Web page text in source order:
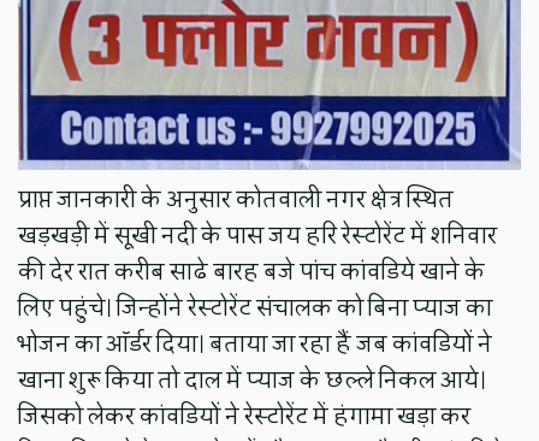
प्राप्त जानकारी के अनुसार कोतवाली नगर क्षेत्र स्थित
खड़खड़ी में सूखी नदी के पास जय हरि रेस्टोरेंट में शनिवार
की देर रात करीब साढे बारह बजे पांच कांवडिये खाने के
लिए पहुंचे। जिन्होंने रेस्टोरेंट संचालक को बिना प्याज का
भोजन का ऑर्डर दिया। बताया जा रहा हैं जब कांवडियों ने
खाना शुरू किया तो दाल में प्याज के छल्ले निकल आये।
जिसको लेकर कांवडियों ने रेस्टोरेंट में हंगामा खड़ा कर